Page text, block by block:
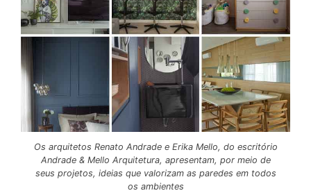
Os arquitetos Renato Andrade e Erika Mello, do escritório
Andrade & Mello Arquitetura, apresentam, por meio de
seus projetos, ideias que valorizam as paredes em todos
os ambientes